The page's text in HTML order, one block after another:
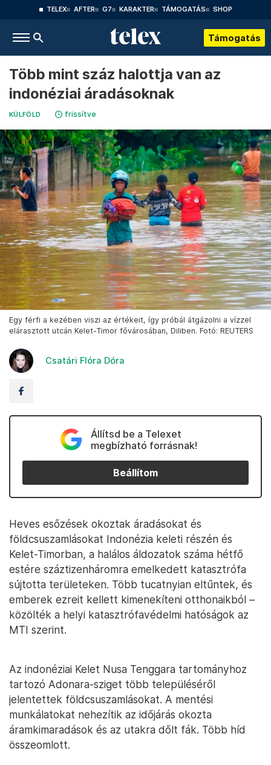
TELEX AFTER G7 KARAKTER TÁMOGATÁS SHOP
Támogatás
Több mint száz halottja van az
indonéziai áradásoknak
KÜLFÖLD frissítve
Egy férfi a kezében viszi az értékeit, így próbál átgázolni a vízzel
elárasztott utcán Kelet-Timor fővárosában, Diliben. Fotó: REUTERS
Csatári Flóra Dóra
Állítsd be a Telexet
megbízható forrásnak!
Beállítom
Heves esőzések okoztak áradásokat és
földcsuszamlásokat Indonézia keleti részén és
Kelet-Timorban, a halálos áldozatok száma hétfő
estére száztizenháromra emelkedett katasztrófa
sújtotta területeken. Több tucatnyian eltűntek, és
emberek ezreit kellett kimenekíteni otthonaikból –
közölték a helyi katasztrófavédelmi hatóságok az
MTI szerint.
Az indonéziai Kelet Nusa Tenggara tartományhoz
tartozó Adonara-sziget több településéről
jelentettek földcsuszamlásokat. A mentési
munkálatokat nehezítik az időjárás okozta
áramkimaradások és az utakra dőlt fák. Több híd
összeomlott.